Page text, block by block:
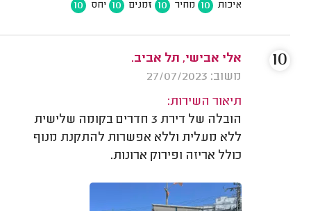
איכות 10 מחיר 10 זמנים 10 יחס 10
אלי אבישי, תל אביב.
משוב: 27/07/2023
תיאור השירות:
הובלה של דירת 3 חדרים בקומה שלישית
ללא מעלית וללא אפשרות להתקנת מנוף
כולל אריזה ופירוק ארונות.
10